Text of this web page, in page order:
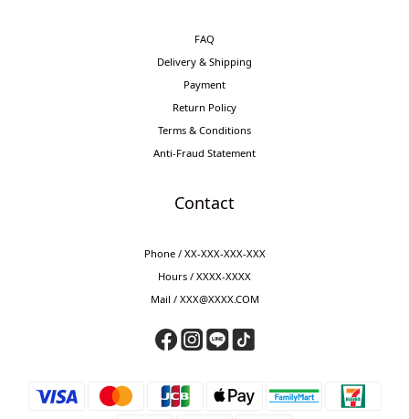
FAQ
Delivery & Shipping
Payment
Return Policy
Terms & Conditions
Anti-Fraud Statement
Contact
Phone / XX-XXX-XXX-XXX
Hours / XXXX-XXXX
Mail / XXX@XXXX.COM